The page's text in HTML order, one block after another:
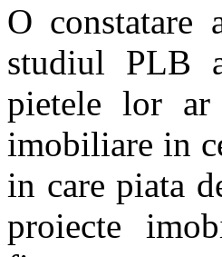
O constatare
studiul PLB
pietele lor ar
imobiliare in
in care piata
proiecte